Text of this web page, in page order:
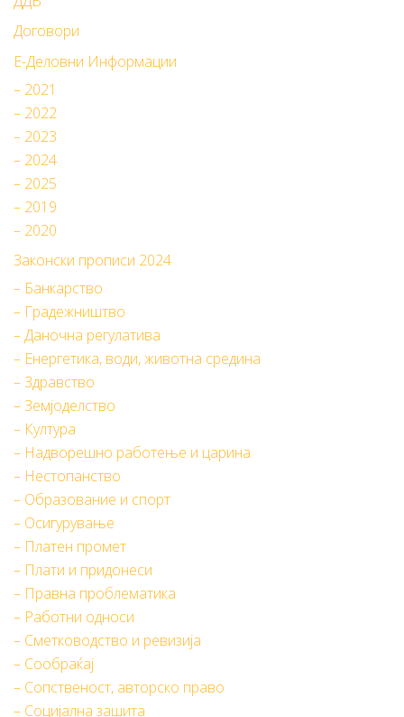
Договори
Е-Деловни Информации
– 2021
– 2022
– 2023
– 2024
– 2025
– 2019
– 2020
Законски прописи 2024
– Банкарство
– Градежништво
– Даночна регулатива
– Енергетика, води, животна средина
– Здравство
– Земјоделство
– Култура
– Надворешно работење и царина
– Нестопанство
– Образование и спорт
– Осигурување
– Платен промет
– Плати и придонеси
– Правна проблематика
– Работни односи
– Сметководство и ревизија
– Сообраќај
– Сопственост, авторско право
– Социјална зашита